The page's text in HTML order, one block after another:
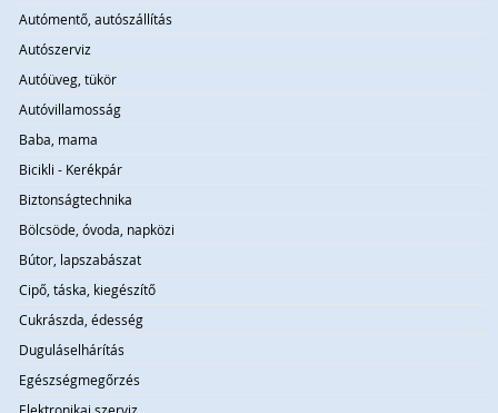
Autómentő, autószállítás
Autószerviz
Autóüveg, tükör
Autóvillamosság
Baba, mama
Bicikli - Kerékpár
Biztonságtechnika
Bölcsöde, óvoda, napközi
Bútor, lapszabászat
Cipő, táska, kiegészítő
Cukrászda, édesség
Duguláselhárítás
Egészségmegőrzés